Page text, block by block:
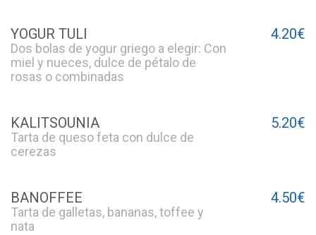
YOGUR TULI
Dos bolas de yogur griego a elegir: Con
miel y nueces, dulce de pétalo de
rosas o combinadas
4.20€
KALITSOUNIA
Tarta de queso feta con dulce de
cerezas
5.20€
BANOFFEE
Tarta de galletas, bananas, toffee y
nata
4.50€